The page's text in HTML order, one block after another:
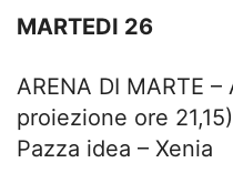
MARTEDI 26
ARENA DI MARTE
proiezione ore 21,15)
Pazza idea – Xenia